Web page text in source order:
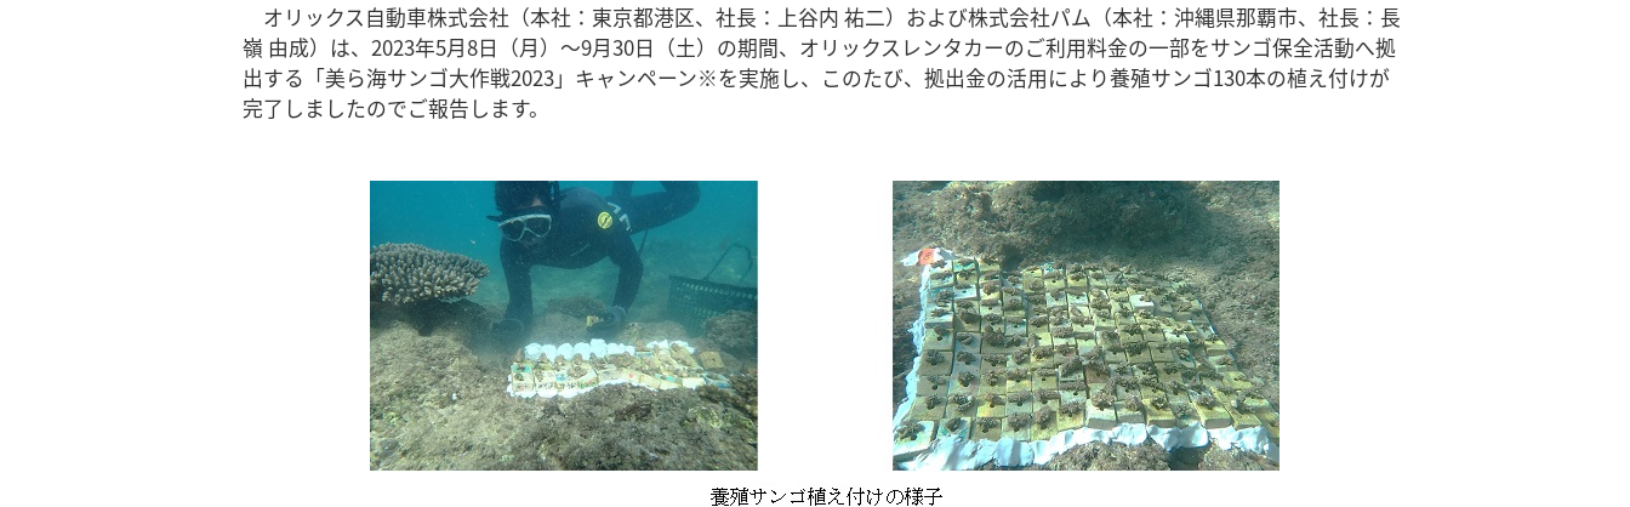
オリックス自動車株式会社（本社：東京都港区、社長：上谷内 祐二）および株式会社パム（本社：沖縄県那覇市、社長：長
嶺 由成）は、2023年5月8日（月）～9月30日（土）の期間、オリックスレンタカーのご利用料金の一部をサンゴ保全活動へ拠
出する「美ら海サンゴ大作戦2023」キャンペーン※を実施し、このたび、拠出金の活用により養殖サンゴ130本の植え付けが
完了しましたのでご報告します。